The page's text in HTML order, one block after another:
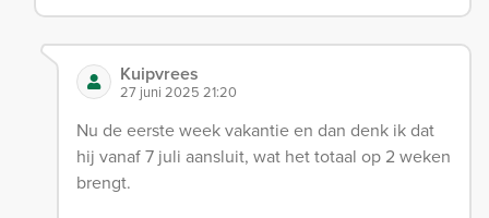
Kuipvrees
27 juni 2025 21:20
Nu de eerste week vakantie en dan denk ik dat
hij vanaf 7 juli aansluit, wat het totaal op 2 weken
brengt.